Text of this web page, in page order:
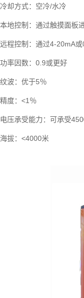
冷却方式：空冷/水冷
本地控制：通过触摸面板
远程控制：通过4-20mA
功率因数：0.9或更好
纹波：优于5％
精度：<1％
电压承受能力：可承受
海拔：<4000米